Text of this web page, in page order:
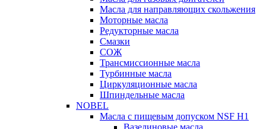
Масла для направляющих скольжения
Моторные масла
Редукторные масла
Смазки
СОЖ
Трансмиссионные масла
Турбинные масла
Циркуляционные масла
Шпиндельные масла
NOBEL
Масла с пищевым допуском NSF H1
Вазелиновые масла